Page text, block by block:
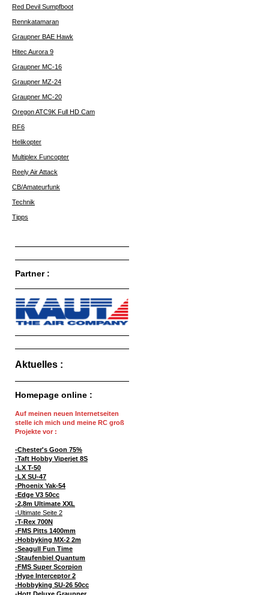
Red Devil Sumpfboot
Rennkatamaran
Graupner BAE Hawk
Hitec Aurora 9
Graupner MC-16
Graupner MZ-24
Graupner MC-20
Oregon ATC9K Full HD Cam
RF6
Helikopter
Multiplex Funcopter
Reely Air Attack
CB/Amateurfunk
Technik
Tipps
Partner :
Aktuelles :
Homepage online :
Auf meinen neuen Internetseiten
stelle ich mich und meine RC groß
Projekte vor :
-Chester's Goon 75%
-Taft Hobby Viperjet 8S
-LX T-50
-LX SU-47
-Phoenix Yak-54
-Edge V3 50cc
-2,8m Ultimate XXL
-Ultimate Seite 2
-T-Rex 700N
-FMS Pitts 1400mm
-Hobbyking MX-2 2m
-Seagull Fun Time
-Staufenbiel Quantum
-FMS Super Scorpion
-Hype Interceptor 2
-Hobbyking SU-26 50cc